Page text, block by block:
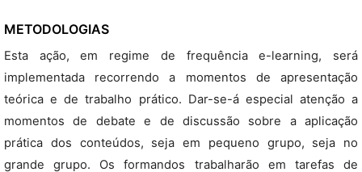
METODOLOGIAS
Esta ação, em regime de frequência e-learning, será
implementada recorrendo a momentos de apresentação
teórica e de trabalho prático. Dar-se-á especial atenção a
momentos de debate e de discussão sobre a aplicação
prática dos conteúdos, seja em pequeno grupo, seja no
grande grupo. Os formandos trabalharão em tarefas de